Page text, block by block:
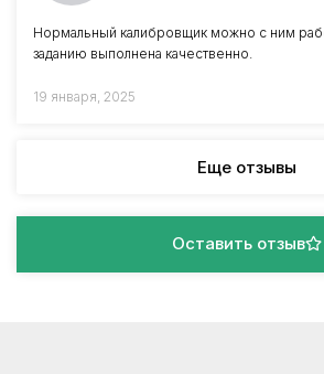
Нормальный калибровщик можно с ним
заданию выполнена качественно.
19 января, 2025
Еще отзывы
Оставить отзыв